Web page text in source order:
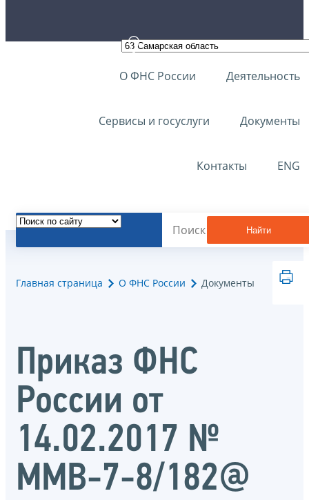
О ФНС России Деятельность
Сервисы и госуслуги Документы
Контакты ENG
Найти
Главная страница О ФНС России Документы
Приказ ФНС
России от
14.02.2017 №
ММВ-7-8/182@